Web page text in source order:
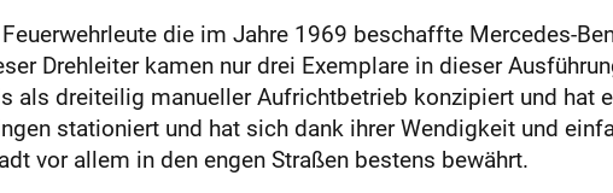
die im Jahre 1969 beschaffte Mercedes-
Drehleiter kamen nur drei Exemplare in dieser
als dreiteilig manueller Aufrichtbetrieb konzipiert und hat
stationiert und hat sich dank ihrer Wendigkeit und
vor allem in den engen Straßen bestens bewährt.